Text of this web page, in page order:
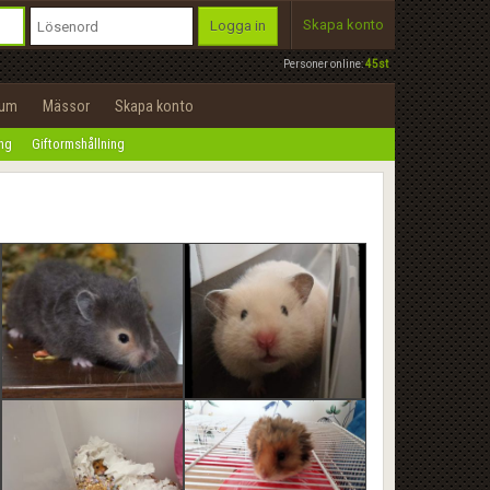
Personer online:45st
Logga in Skapa konto
Mässor Skapa konto
Giftormshållning